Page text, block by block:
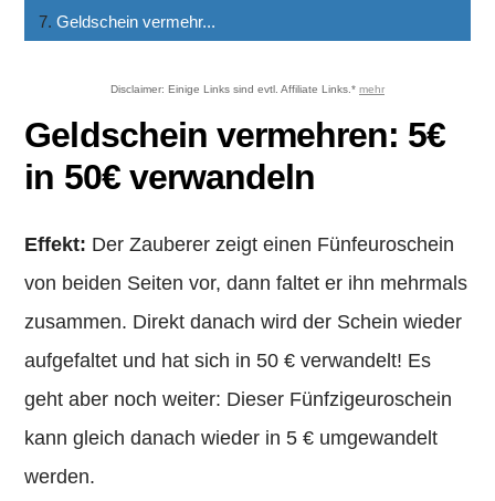
Geldschein vermehr...
Disclaimer: Einige Links sind evtl. Affiliate Links.* mehr
Geldschein vermehren: 5€
in 50€ verwandeln
Effekt: Der Zauberer zeigt einen Fünfeuroschein
von beiden Seiten vor, dann faltet er ihn mehrmals
zusammen. Direkt danach wird der Schein wieder
aufgefaltet und hat sich in 50 € verwandelt! Es
geht aber noch weiter: Dieser Fünfzigeuroschein
kann gleich danach wieder in 5 € umgewandelt
werden.